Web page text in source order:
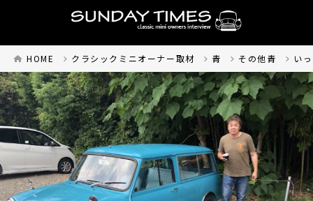
HOME クラシックミニオーナー取材 青 その他青 い